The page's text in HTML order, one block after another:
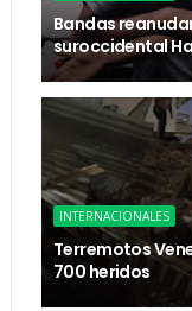
Bandas
suroccidental
INTERNACIONALES
Terremotos
700 heridos